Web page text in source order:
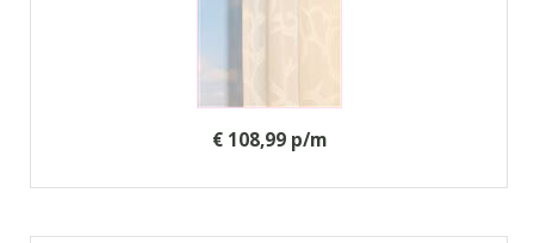
€ 108,99 p/m